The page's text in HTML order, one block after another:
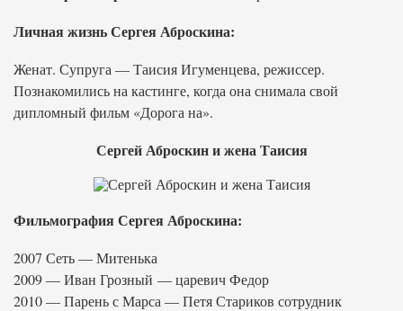
Личная жизнь Сергея Аброскина:
Женат. Супруга — Таисия Игуменцева, режиссер.
Познакомились на кастинге, когда она снимала свой
дипломный фильм «Дорога на».
Сергей Аброскин и жена Таисия
Фильмография Сергея Аброскина:
2007 Сеть — Митенька
2009 — Иван Грозный — царевич Федор
2010 — Парень с Марса — Петя Стариков сотрудник